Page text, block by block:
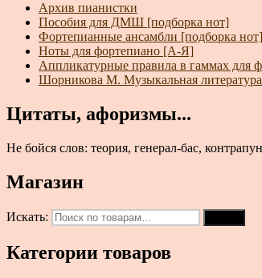
Архив пианистки
Пособия для ДМШ [подборка нот]
Фортепианные ансамбли [подборка нот]
Ноты для фортепиано [А-Я]
Аппликатурные правила в гаммах для
Шорникова М. Музыкальная
Цитаты, афоризмы...
Не бойся слов: теория, генерал-бас,
Магазин
Искать:
Категории товаров